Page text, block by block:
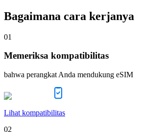
Bagaimana cara kerjanya
01
Memeriksa kompatibilitas
bahwa perangkat Anda mendukung eSIM
Lihat kompatibilitas
02